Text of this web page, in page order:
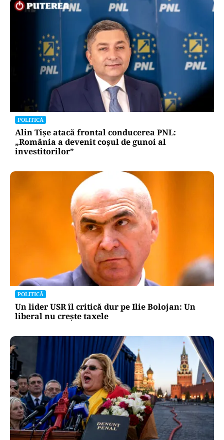
ACTUALITATE
A3, secțiunea Zimbor–Poarta Sălajului, intră în
recepție de luni. Ce se mai lucrează în șantier
Alin Tișe atacă frontal conducerea PNL:
„România a devenit coșul de gunoi al
investitorilor”